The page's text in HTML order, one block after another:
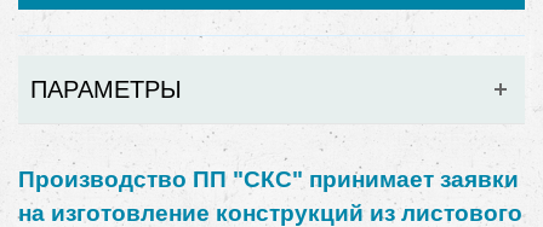
ПАРАМЕТРЫ
Производство ПП "СКС" принимает заявки
на изготовление конструкций из листового